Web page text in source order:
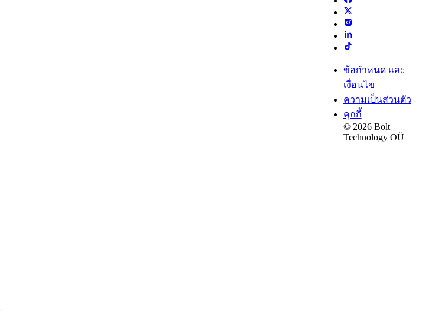
ข้อกำหนด และ
เงื่อนไข
ความเป็นส่วนตัว
คุกกี้
© 2026 Bolt
Technology OÜ